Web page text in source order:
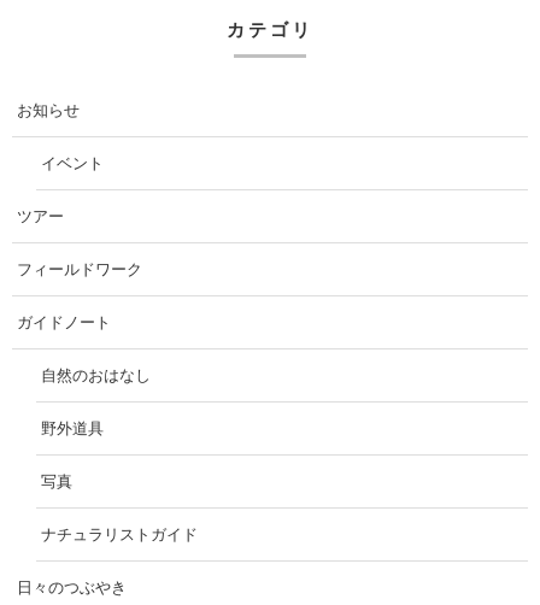
カテゴリ
お知らせ
イベント
ツアー
フィールドワーク
ガイドノート
自然のおはなし
野外道具
写真
ナチュラリストガイド
日々のつぶやき